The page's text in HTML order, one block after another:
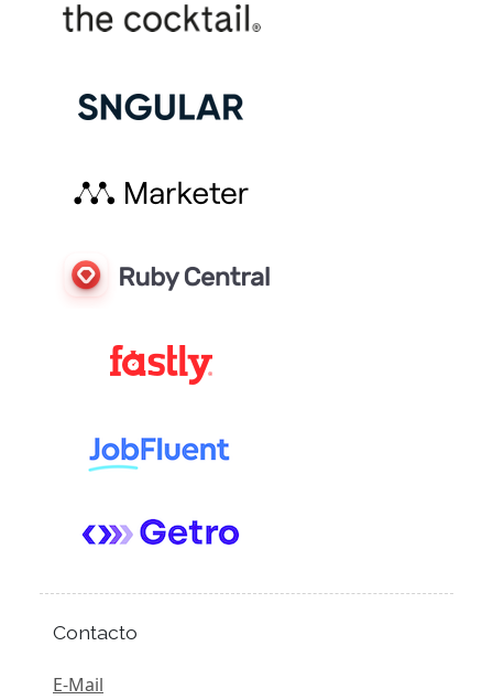
Contacto
E-Mail